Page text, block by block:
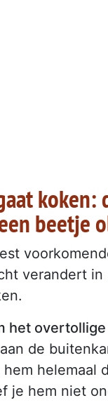
koken:
beetje
verandert
het
de
helemaal
je hem niet